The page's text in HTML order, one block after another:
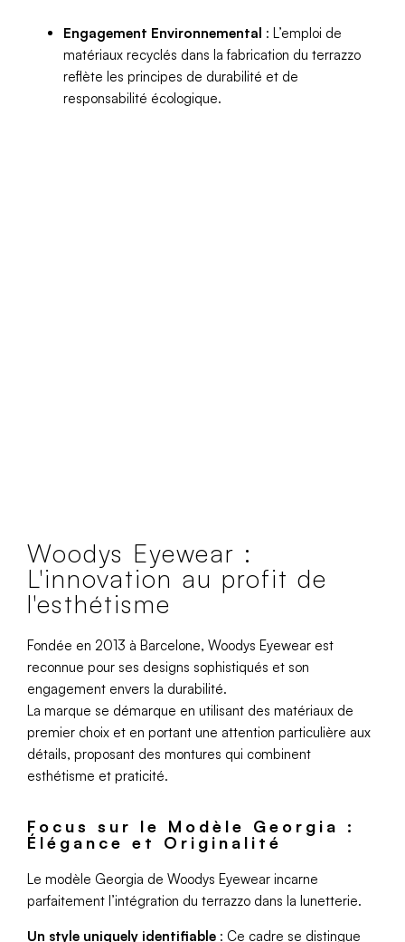
Engagement Environnemental : L’emploi de
matériaux recyclés dans la fabrication du terrazzo
reflète les principes de durabilité et de
responsabilité écologique.
Woodys Eyewear :
L'innovation au profit de
l'esthétisme
Fondée en 2013 à Barcelone, Woodys Eyewear est
reconnue pour ses designs sophistiqués et son
engagement envers la durabilité.
La marque se démarque en utilisant des matériaux de
premier choix et en portant une attention particulière aux
détails, proposant des montures qui combinent
esthétisme et praticité.
Focus sur le Modèle Georgia :
Élégance et Originalité
Le modèle Georgia de Woodys Eyewear incarne
parfaitement l’intégration du terrazzo dans la lunetterie.
Un style uniquely identifiable : Ce cadre se distingue